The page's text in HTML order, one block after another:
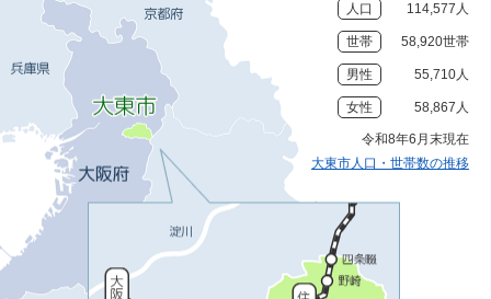
人口 114,577人
世帯 58,920世帯
男性 55,710人
女性 58,867人
令和8年6月末現在
大東市人口・世帯数の推移